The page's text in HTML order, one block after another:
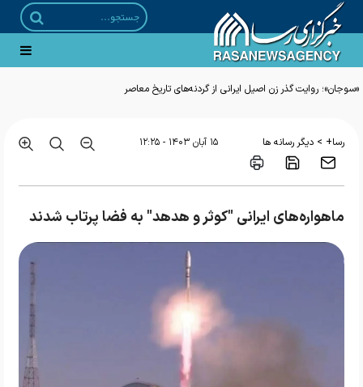
«سوجان»؛ روایت گذر زن اصیل ایرانی از گردنه‌های تاریخ معاصر
رسا+ > دیگر رسانه ها ۱۵ آبان ۱۴۰۳ - ۱۲:۲۵
ماهواره‌های ایرانی "کوثر و هدهد" به فضا پرتاب شدند